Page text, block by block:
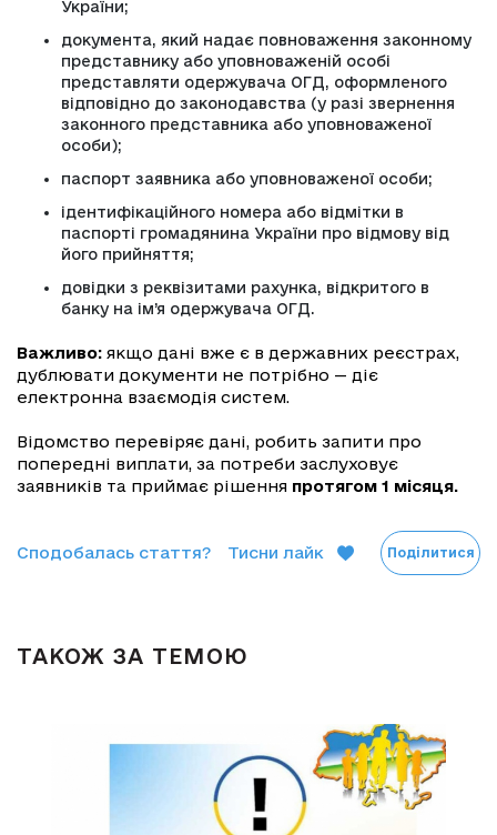
України;
документа, який надає повноваження законному
представнику або уповноваженій особі
представляти одержувача ОГД, оформленого
відповідно до законодавства (у разі звернення
законного представника або уповноваженої
особи);
паспорт заявника або уповноваженої особи;
ідентифікаційного номера або відмітки в
паспорті громадянина України про відмову від
його прийняття;
довідки з реквізитами рахунка, відкритого в
банку на ім’я одержувача ОГД.
Важливо: якщо дані вже є в державних реєстрах,
дублювати документи не потрібно — діє
електронна взаємодія систем.
Відомство перевіряє дані, робить запити про
попередні виплати, за потреби заслуховує
заявників та приймає рішення протягом 1 місяця.
Сподобалась стаття? Тисни лайк Поділитися
ТАКОЖ ЗА ТЕМОЮ